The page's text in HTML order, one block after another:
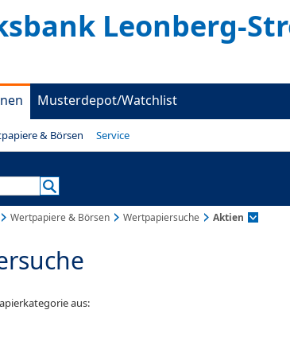
Leonberg-
Musterdepot/Watchlist
& Börsen Service
Wertpapiere & Börsen Wertpapiersuche Aktien
aus: